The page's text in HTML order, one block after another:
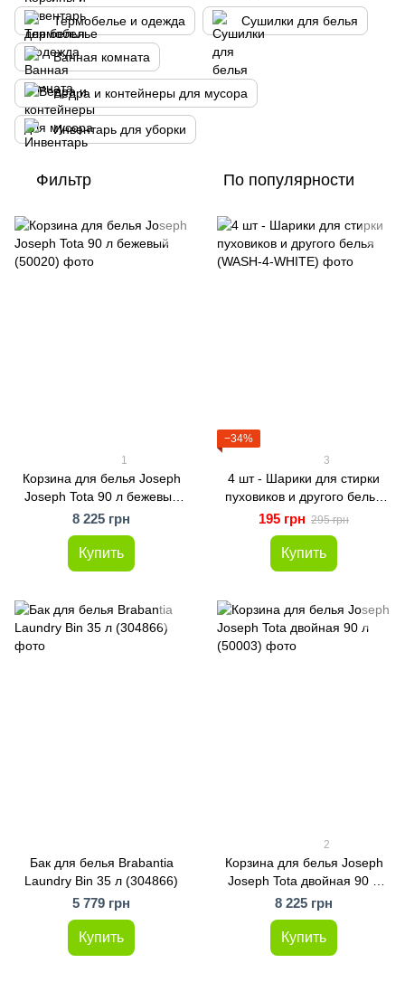
Термобелье и одежда Сушилки для белья
Ванная комната
Ведра и контейнеры для мусора
Инвентарь для уборки
Фильтр По популярности
1
Корзина для белья Joseph
Joseph Tota 90 л бежевый
(50020)
8 225 грн
Купить
−34%
3
4 шт - Шарики для стирки
пуховиков и другого белья
(WASH-4-WHITE)
195 грн 295 грн
Купить
Бак для белья Brabantia
Laundry Bin 35 л (304866)
5 779 грн
Купить
2
Корзина для белья Joseph
Joseph Tota двойная 90 л
(50003)
8 225 грн
Купить